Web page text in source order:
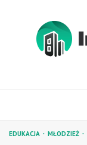
EDUKACJA MŁODZIEŻ